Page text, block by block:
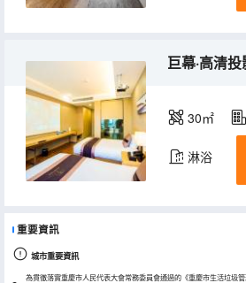
巨幕·高清
30㎡
淋浴
重要資訊
城市重要資訊
為貫徹落實重慶市人民代表大會常務委員會通過的《重慶市生活垃圾